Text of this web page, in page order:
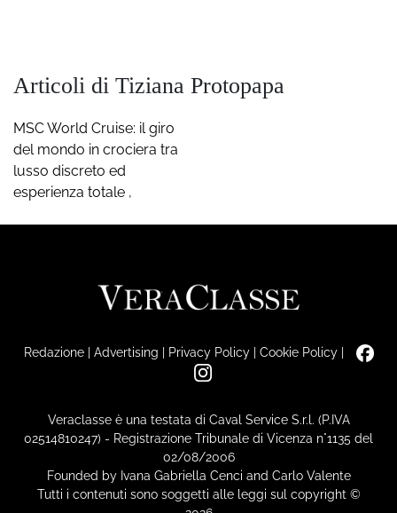
Articoli di Tiziana Protopapa
MSC World Cruise: il giro
del mondo in crociera tra
lusso discreto ed
esperienza totale ,
Redazione| Advertising | Privacy Policy| Cookie Policy|
Veraclasse è una testata di Caval Service S.r.l. (P.IVA
02514810247) - Registrazione Tribunale di Vicenza n°1135 del
02/08/2006
Founded by Ivana Gabriella Cenci and Carlo Valente
Tutti i contenuti sono soggetti alle leggi sul copyright ©